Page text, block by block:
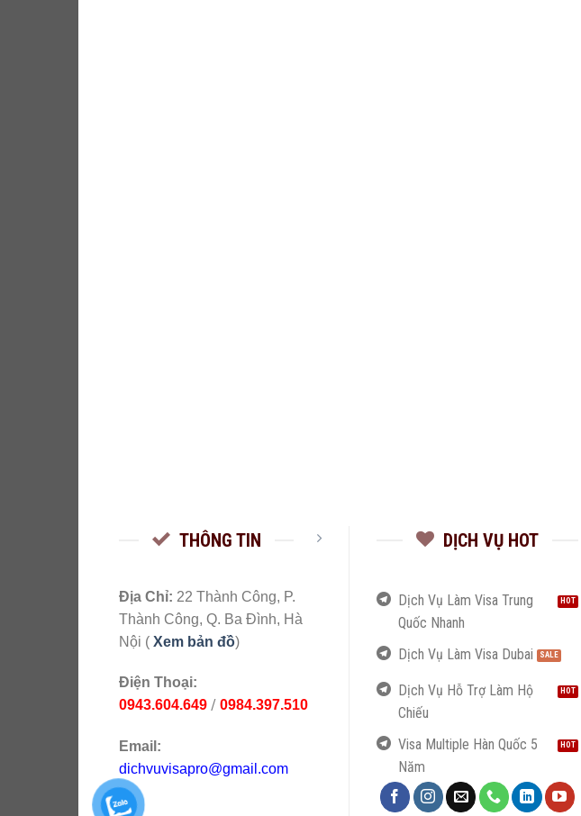
THÔNG TIN
Địa Chỉ: 22 Thành Công, P.
Thành Công, Q. Ba Đình, Hà
Nội ( Xem bản đồ)
Điện Thoại:
0943.604.649 / 0984.397.510
Email:
dichvuvisapro@gmail.com
DỊCH VỤ HOT
Dịch Vụ Làm Visa Trung
Quốc Nhanh
Dịch Vụ Làm Visa Dubai
Dịch Vụ Hỗ Trợ Làm Hộ
Chiếu
Visa Multiple Hàn Quốc 5
Năm